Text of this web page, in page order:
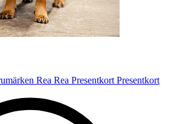
Rea Rea Presentkort Presentkort